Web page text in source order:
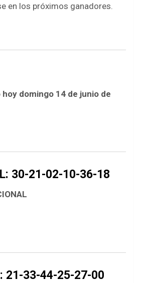
en los próximos ganadores.
domingo 14 de junio de
30-21-02-10-36-18
21-33-44-25-27-00